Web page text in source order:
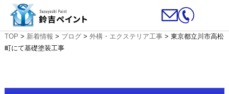
TOP > 新着情報 > ブログ> 外構・エクステリア工事> 東京都立川市高松
町にて基礎塗装工事